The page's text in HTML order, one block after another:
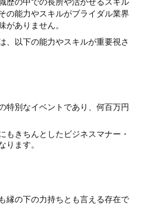
の能力やスキルがブライダル業界
がありません。
、以下の能力やスキルが重要視さ
特別なイベントであり、何百万円
もきちんとしたビジネスマナー・
ります。
縁の下の力持ちとも言える存在で